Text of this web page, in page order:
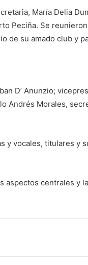
María Delia
Peciña. Se
de su amado club y
D’ Anunzio;
Andrés Morales,
y vocales, titulares y
aspectos centrales y